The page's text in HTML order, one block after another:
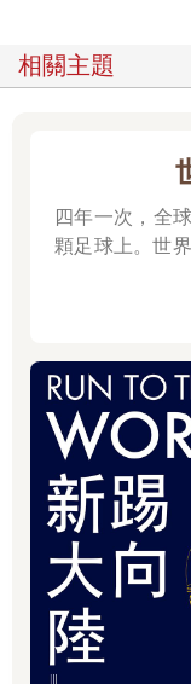
相關主題
四年一次，全
顆足球上。世
每一次精彩進
迷，還是因世
到屬於你的熱
足球，一起點